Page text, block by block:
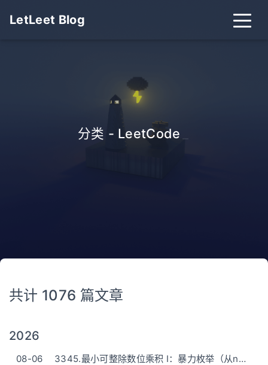
LetLeet Blog
分类 - LeetCode
共计 1076 篇文章
2026
08-06
3345.最小可整除数位乘积 I：暴力枚举（从n开始尝试）